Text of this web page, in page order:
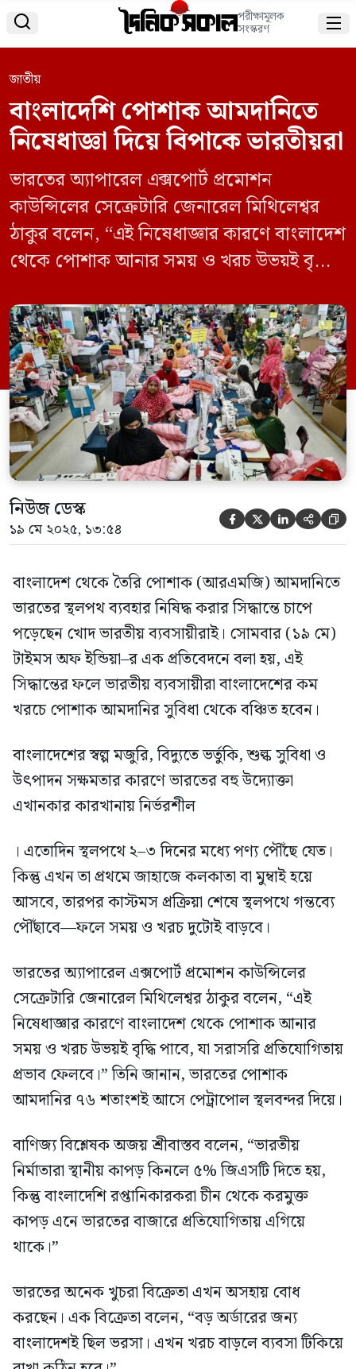
 পরীক্ষামূলক
সংস্করণ 
জাতীয়
বাংলাদেশি পোশাক আমদানিতে
নিষেধাজ্ঞা দিয়ে বিপাকে ভারতীয়রা
ভারতের অ্যাপারেল এক্সপোর্ট প্রমোশন
কাউন্সিলের সেক্রেটারি জেনারেল মিথিলেশ্বর
ঠাকুর বলেন, “এই নিষেধাজ্ঞার কারণে বাংলাদেশ
থেকে পোশাক আনার সময় ও খরচ উভয়ই বৃদ্ধি
ফেলবে।” তিনি জানান, ভারতের পোশাক
আমদানির ৭৬ শতাংশই আসে পেট্রাপোল
স্থলবন্দর দিয়ে।
নিউজ ডেস্ক
১৯ মে ২০২৫, ১৩:৫৪     
বাংলাদেশ থেকে তৈরি পোশাক (আরএমজি) আমদানিতে
ভারতের স্থলপথ ব্যবহার নিষিদ্ধ করার সিদ্ধান্তে চাপে
পড়েছেন খোদ ভারতীয় ব্যবসায়ীরাই। সোমবার (১৯ মে)
টাইমস অফ ইন্ডিয়া–র এক প্রতিবেদনে বলা হয়, এই
সিদ্ধান্তের ফলে ভারতীয় ব্যবসায়ীরা বাংলাদেশের কম
খরচে পোশাক আমদানির সুবিধা থেকে বঞ্চিত হবেন।
বাংলাদেশের স্বল্প মজুরি, বিদ্যুতে ভর্তুকি, শুল্ক সুবিধা ও
উৎপাদন সক্ষমতার কারণে ভারতের বহু উদ্যোক্তা
এখানকার কারখানায় নির্ভরশীল
। এতোদিন স্থলপথে ২–৩ দিনের মধ্যে পণ্য পৌঁছে যেত।
কিন্তু এখন তা প্রথমে জাহাজে কলকাতা বা মুম্বাই হয়ে
আসবে, তারপর কাস্টমস প্রক্রিয়া শেষে স্থলপথে গন্তব্যে
পৌঁছাবে—ফলে সময় ও খরচ দুটোই বাড়বে।
ভারতের অ্যাপারেল এক্সপোর্ট প্রমোশন কাউন্সিলের
সেক্রেটারি জেনারেল মিথিলেশ্বর ঠাকুর বলেন, “এই
নিষেধাজ্ঞার কারণে বাংলাদেশ থেকে পোশাক আনার
সময় ও খরচ উভয়ই বৃদ্ধি পাবে, যা সরাসরি প্রতিযোগিতায়
প্রভাব ফেলবে।” তিনি জানান, ভারতের পোশাক
আমদানির ৭৬ শতাংশই আসে পেট্রাপোল স্থলবন্দর দিয়ে।
বাণিজ্য বিশ্লেষক অজয় শ্রীবাস্তব বলেন, “ভারতীয়
নির্মাতারা স্থানীয় কাপড় কিনলে ৫% জিএসটি দিতে হয়,
কিন্তু বাংলাদেশি রপ্তানিকারকরা চীন থেকে করমুক্ত
কাপড় এনে ভারতের বাজারে প্রতিযোগিতায় এগিয়ে
থাকে।”
ভারতের অনেক খুচরা বিক্রেতা এখন অসহায় বোধ
করছেন। এক বিক্রেতা বলেন, “বড় অর্ডারের জন্য
বাংলাদেশই ছিল ভরসা। এখন খরচ বাড়লে ব্যবসা টিকিয়ে